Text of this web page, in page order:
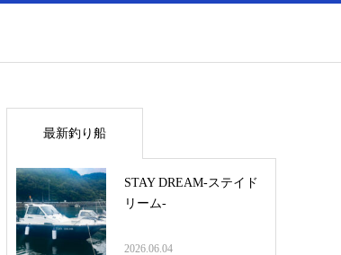
最新釣り船
STAY DREAM-ステイド
リーム-
2026.06.04